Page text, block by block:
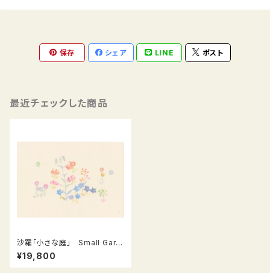
保存 シェア LINE ポスト
最近チェックした商品
沙羅「小さな庭」 Small Gard
en シリーズ（L−22）
¥19,800